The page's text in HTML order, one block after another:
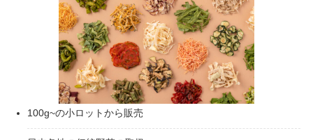
100g~の小ロットから販売